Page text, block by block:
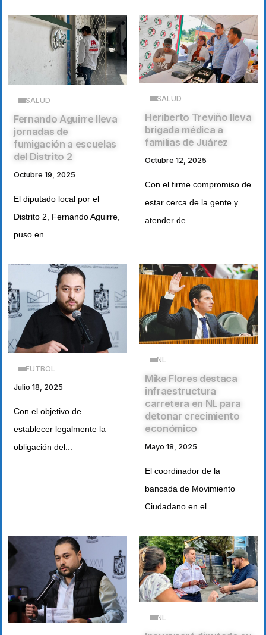
SALUD
Fernando Aguirre lleva
jornadas de
fumigación a escuelas
del Distrito 2
Octubre 19, 2025
El diputado local por el
Distrito 2, Fernando Aguirre,
puso en...
SALUD
Heriberto Treviño lleva
brigada médica a
familias de Juárez
Octubre 12, 2025
Con el firme compromiso de
estar cerca de la gente y
atender de...
FUTBOL
Julio 18, 2025
Con el objetivo de
establecer legalmente la
obligación del...
NL
Mike Flores destaca
infraestructura
carretera en NL para
detonar crecimiento
económico
Mayo 18, 2025
El coordinador de la
bancada de Movimiento
Ciudadano en el...
NL